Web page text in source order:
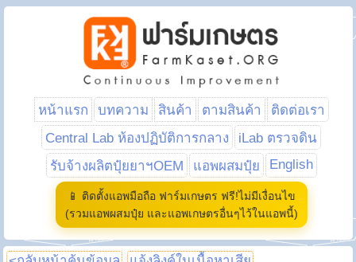
หน้าแรก บทความ สินค้า ตามสินค้า
ติดต่อเรา
Central Lab ห้องปฏิบัติการกลาง
iLab ตรวจดิน
รับจ้างผลิตปุ๋ยยาฯOEM
แอพผสมปุ๋ย English
📱 ติดตั้งแอพมือถือ ฟาร์มเกษตร ฟรี!ไม่มีเงื่อนไข
(รวมแอพผสมปุ๋ย และแอพเกษตรอื่นๆไว้ในแอพนี้)